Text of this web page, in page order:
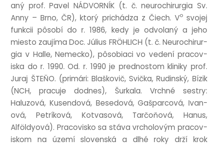
aný prof. Pavel NÁDVORNÍK (t. č. neurochirur­gia Sv.
Anny – Brno, ČR), ktorý prichádza z Čiech. Vosvo­jej
funk­cii pôsobí do r. 1986, kedy je odvolaný a jeho
miesto zaujíma Doc. Júli­us FRÖHLICH (t. č. Neurochirur­
gia v Halle, Nemecko), pôso­biaci vo vedení pra­cov­
iska do r. 1990. Od. r. 1990 je pred­nostom kliniky prof.
Juraj ŠTEŇO. (primári: Blaškovič, Svička, Rud­in­ský, Bízik
(NCH, prac­uje dodnes), Šurkala. Vrch­né sestry:
Haluzová, Kusen­dová, Bese­dová, Gaš­par­cová, Ivan­
ová, Pet­ríková, Kotv­asová, Tarčoňová, Hanus,
Alföldy­ová). Pra­cov­isko sa stáva vrcho­lovým pra­cov­
iskom na území slov­enská a dlhé roky drží krok